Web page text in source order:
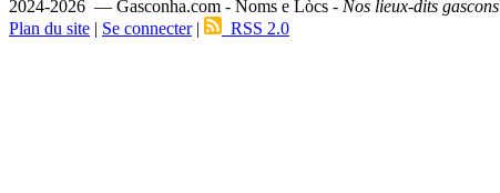
2024-2026 — Gasconha.com - Noms e Lòcs - Nos lieux-dits gascons
Plan du site | Se connecter| RSS 2.0